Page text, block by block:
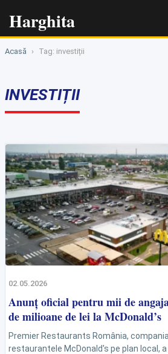
Harghita
Acasă › Tag: investiții
INVESTIȚII
02.05.2026
Anunț oficial pentru mii de
de milioane de lei la McDonald’s
Premier Restaurants România,
restaurantele McDonald's pe plan local,